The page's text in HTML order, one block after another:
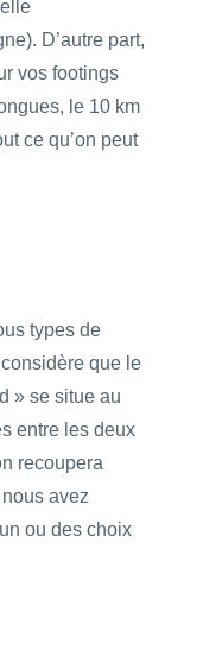
D’autre part,
vos footings
le 10 km
ce qu’on peut
types de
que le
» se situe au
entre les deux
recoupera
avez
ou des choix